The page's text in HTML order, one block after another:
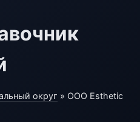
округ » ООО Esthetic